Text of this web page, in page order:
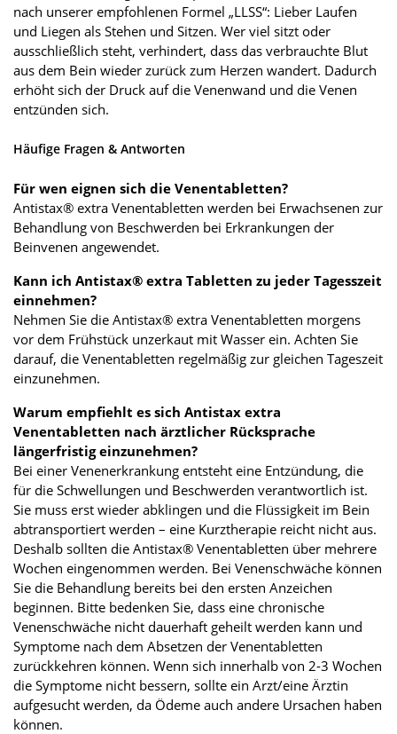
nach unserer empfohlenen Formel „LLSS“: Lieber Laufen
und Liegen als Stehen und Sitzen. Wer viel sitzt oder
ausschließlich steht, verhindert, dass das verbrauchte Blut
aus dem Bein wieder zurück zum Herzen wandert. Dadurch
erhöht sich der Druck auf die Venenwand und die Venen
entzünden sich.
Häufige Fragen & Antworten
Für wen eignen sich die Venentabletten?
Antistax® extra Venentabletten werden bei Erwachsenen zur
Behandlung von Beschwerden bei Erkrankungen der
Beinvenen angewendet.
Kann ich Antistax® extra Tabletten zu jeder Tagesszeit
einnehmen?
Nehmen Sie die Antistax® extra Venentabletten morgens
vor dem Frühstück unzerkaut mit Wasser ein. Achten Sie
darauf, die Venentabletten regelmäßig zur gleichen Tageszeit
einzunehmen.
Warum empfiehlt es sich Antistax extra
Venentabletten nach ärztlicher Rücksprache
längerfristig einzunehmen?
Bei einer Venenerkrankung entsteht eine Entzündung, die
für die Schwellungen und Beschwerden verantwortlich ist.
Sie muss erst wieder abklingen und die Flüssigkeit im Bein
abtransportiert werden – eine Kurztherapie reicht nicht aus.
Deshalb sollten die Antistax® Venentabletten über mehrere
Wochen eingenommen werden. Bei Venenschwäche können
Sie die Behandlung bereits bei den ersten Anzeichen
beginnen. Bitte bedenken Sie, dass eine chronische
Venenschwäche nicht dauerhaft geheilt werden kann und
Symptome nach dem Absetzen der Venentabletten
zurückkehren können. Wenn sich innerhalb von 2-3 Wochen
die Symptome nicht bessern, sollte ein Arzt/eine Ärztin
aufgesucht werden, da Ödeme auch andere Ursachen haben
können.